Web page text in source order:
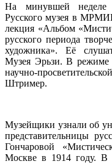
На минувшей неделе
Русского музея в
лекция «Альбом
русского периода
художника». Её
Музея Эрьзи. В
научно-
Штример.
Музейщики узнали об
представительницы
Гончаровой
Москве в 1914 году. В